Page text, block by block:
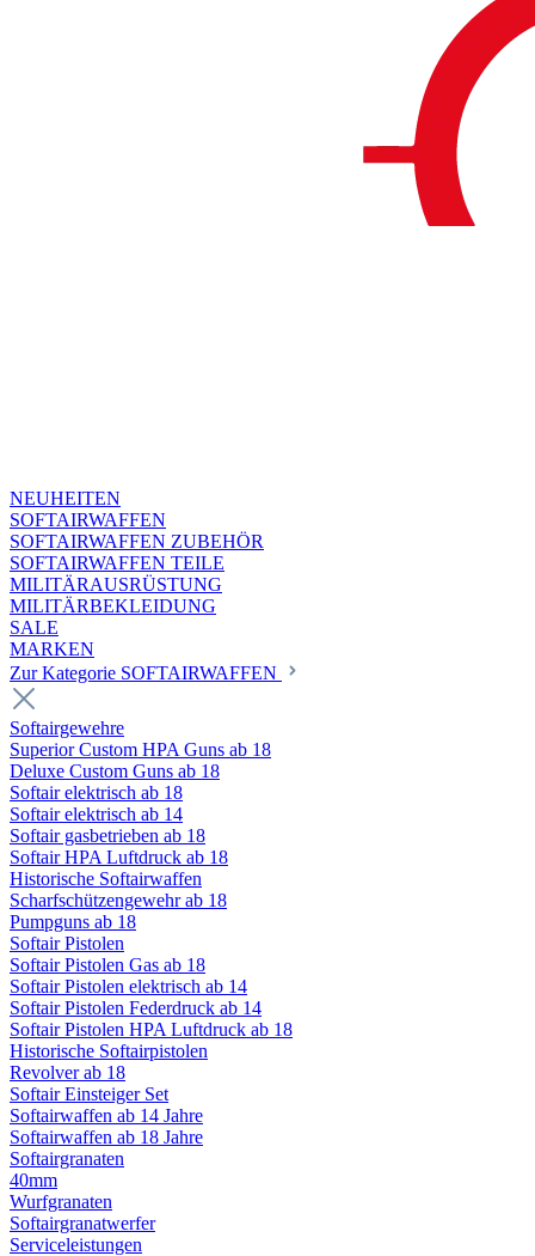
NEUHEITEN
SOFTAIRWAFFEN
SOFTAIRWAFFEN ZUBEHÖR
SOFTAIRWAFFEN TEILE
MILITÄRAUSRÜSTUNG
MILITÄRBEKLEIDUNG
SALE
MARKEN
Zur Kategorie SOFTAIRWAFFEN
Softairgewehre
Superior Custom HPA Guns ab 18
Deluxe Custom Guns ab 18
Softair elektrisch ab 18
Softair elektrisch ab 14
Softair gasbetrieben ab 18
Softair HPA Luftdruck ab 18
Historische Softairwaffen
Scharfschützengewehr ab 18
Pumpguns ab 18
Softair Pistolen
Softair Pistolen Gas ab 18
Softair Pistolen elektrisch ab 14
Softair Pistolen Federdruck ab 14
Softair Pistolen HPA Luftdruck ab 18
Historische Softairpistolen
Revolver ab 18
Softair Einsteiger Set
Softairwaffen ab 14 Jahre
Softairwaffen ab 18 Jahre
Softairgranaten
40mm
Wurfgranaten
Softairgranatwerfer
Serviceleistungen